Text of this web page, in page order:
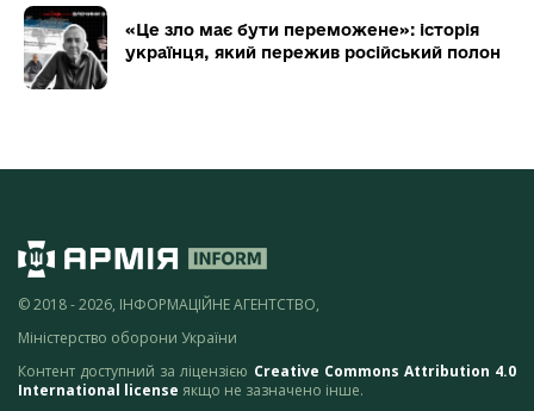
«Це зло має бути переможене»: історія
українця, який пережив російський полон
© 2018 - 2026, ІНФОРМАЦІЙНЕ АГЕНТСТВО,
Міністерство оборони України
Контент доступний за ліцензією Creative Commons Attribution 4.0
International license якщо не зазначено інше.